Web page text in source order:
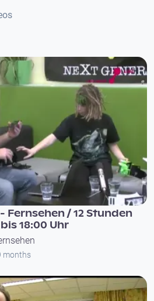
Fernsehen / 12 Stunden
18:00 Uhr
months